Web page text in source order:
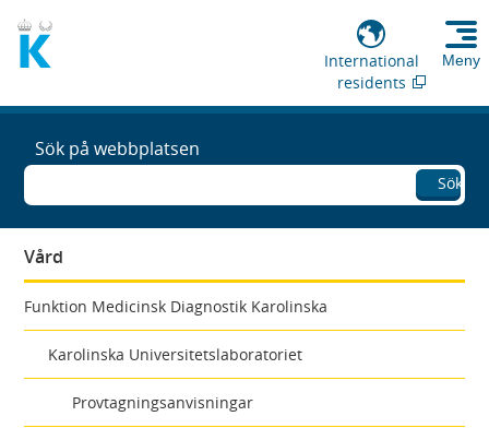
International
residents
Meny
Sök på webbplatsen
Sök
Vård
Funktion Medicinsk Diagnostik Karolinska
Karolinska Universitetslaboratoriet
Provtagningsanvisningar